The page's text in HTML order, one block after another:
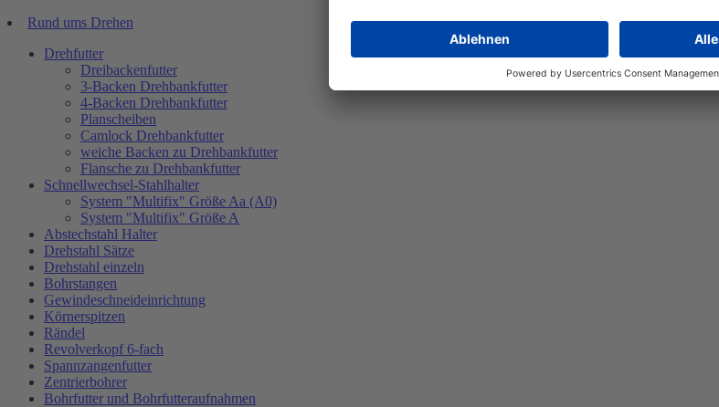
Rund ums Drehen
Drehfutter
Dreibackenfutter
3-Backen Drehbankfutter
4-Backen Drehbankfutter
Planscheiben
Camlock Drehbankfutter
weiche Backen zu Drehbankfutter
Flansche zu Drehbankfutter
Schnellwechsel-Stahlhalter
System "Multifix" Größe Aa (A0)
System "Multifix" Größe A
Abstechstahl Halter
Drehstahl Sätze
Drehstahl einzeln
Bohrstangen
Gewindeschneideinrichtung
Körnerspitzen
Rändel
Revolverkopf 6-fach
Spannzangenfutter
Zentrierbohrer
Bohrfutter und Bohrfutteraufnahmen